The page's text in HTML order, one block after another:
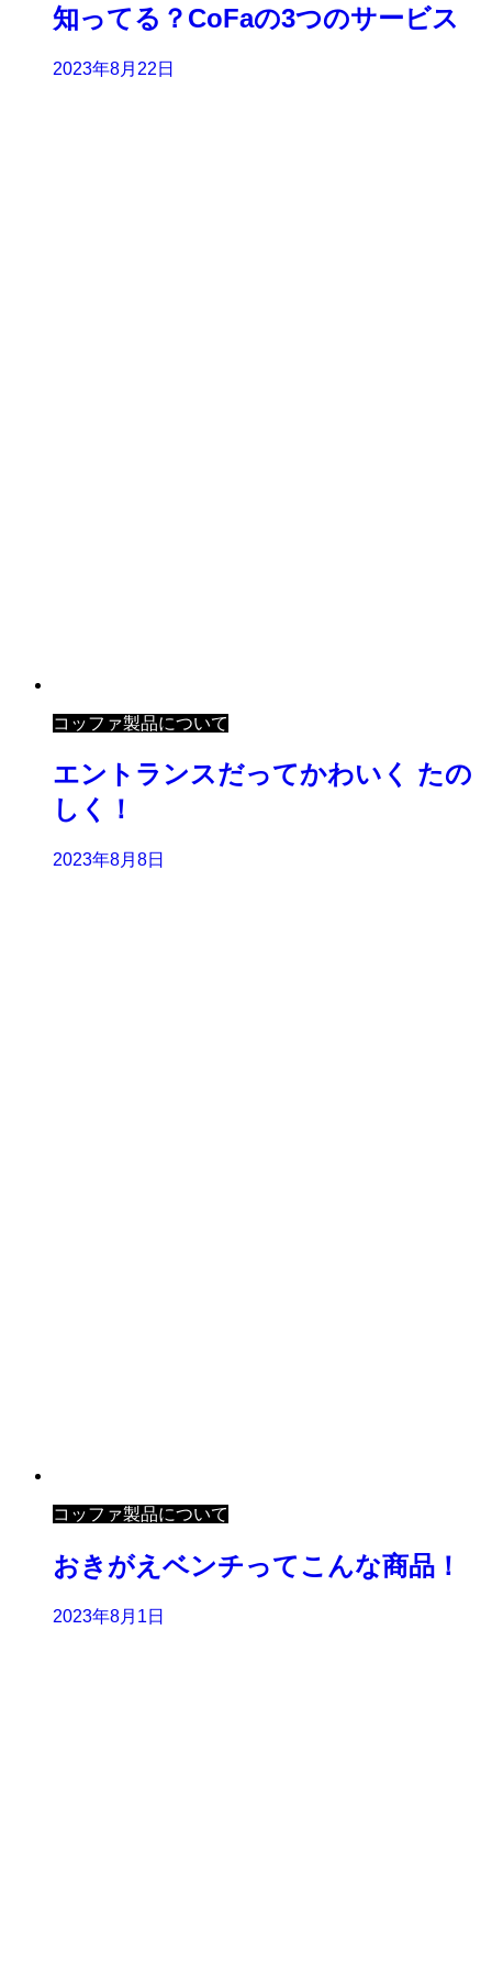
知ってる？CoFaの3つのサービス
2023年8月22日
コッファ製品について
エントランスだってかわいく たの
しく！
2023年8月8日
コッファ製品について
おきがえベンチってこんな商品！
2023年8月1日